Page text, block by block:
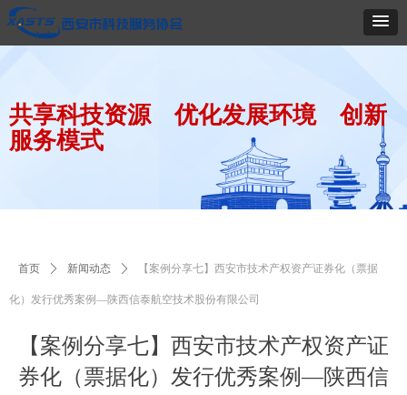
共享科技资源 优化发展环境 创新
服务模式
【案例分享七】西安市技术产权资产证
券化（票据化）发行优秀案例—陕西信
首页 ꄲ 新闻动态 ꄲ 【案例分享七】西安市技术产权资产证券化（票据
化）发行优秀案例—陕西信泰航空技术股份有限公司